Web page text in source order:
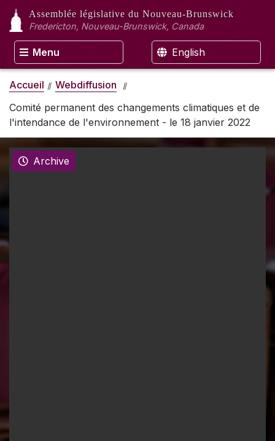
Assemblée législative du Nouveau-Brunswick
Fredericton, Nouveau-Brunswick, Canada
Menu English
Accueil
Webdiffusion
Comité permanent des changements climatiques et de
l'intendance de l'environnement - le 18 janvier 2022
Archive